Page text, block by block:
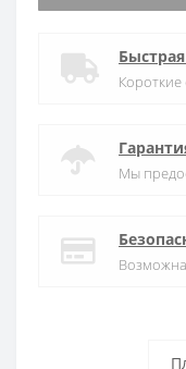
Короткие
Мы